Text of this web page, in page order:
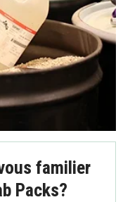
familier
Packs?